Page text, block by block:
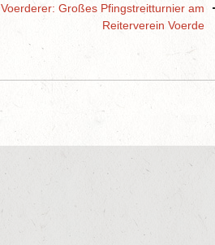
Voerderer: Großes Pfingstreitturnier am
Reiterverein Voerde